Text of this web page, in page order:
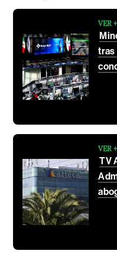
VER +
tras
VER +
TV